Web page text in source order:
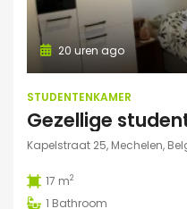
20 uren ago
STUDENTENKAMER
Kapelstraat 25, Mechelen,
17 m2
1 Bathroom